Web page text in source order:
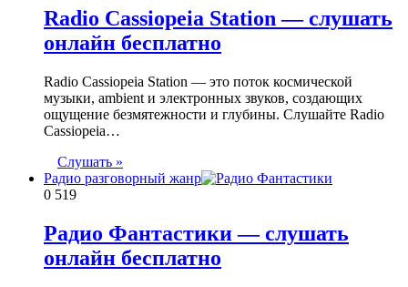
Radio Cassiopeia Station — слушать
онлайн бесплатно
Radio Cassiopeia Station — это поток космической
музыки, ambient и электронных звуков, создающих
ощущение безмятежности и глубины. Слушайте Radio
Cassiopeia…
Слушать »
Радио разговорный жанр
0 519
Радио Фантастики — слушать
онлайн бесплатно